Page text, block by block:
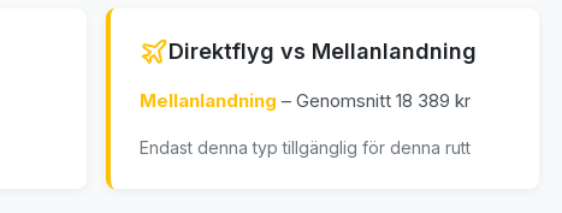
Direktflyg vs Mellanlandning
Mellanlandning – Genomsnitt 18 389 kr
Endast denna typ tillgänglig för denna rutt